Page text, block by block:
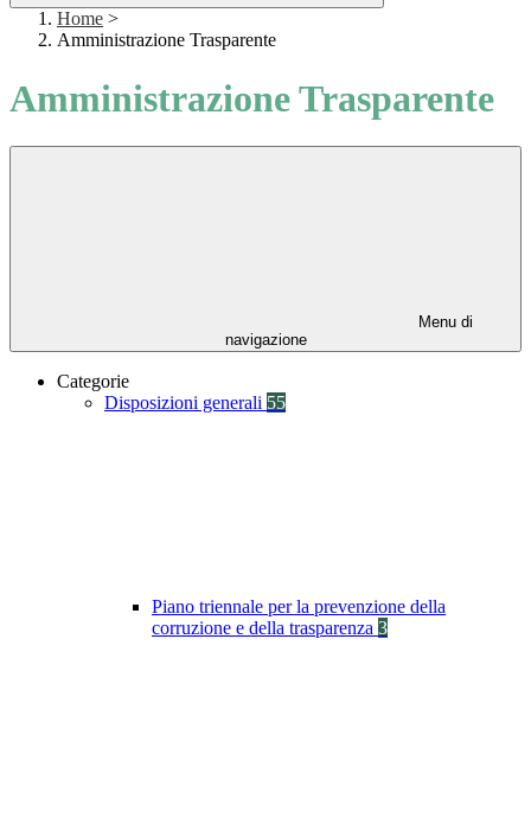
Home >
Amministrazione Trasparente
Amministrazione Trasparente
Menu di
navigazione
Categorie
Disposizioni generali 55
Piano triennale per la prevenzione della
corruzione e della trasparenza 3